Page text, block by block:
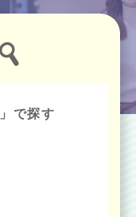
」で探す